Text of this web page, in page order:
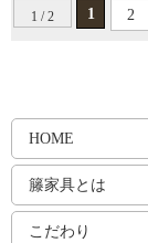
1 / 2 1 2
HOME
籐家具とは
こだわり